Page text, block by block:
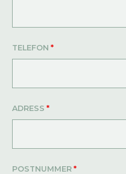
TELEFON *
ADRESS *
POSTNUMMER *